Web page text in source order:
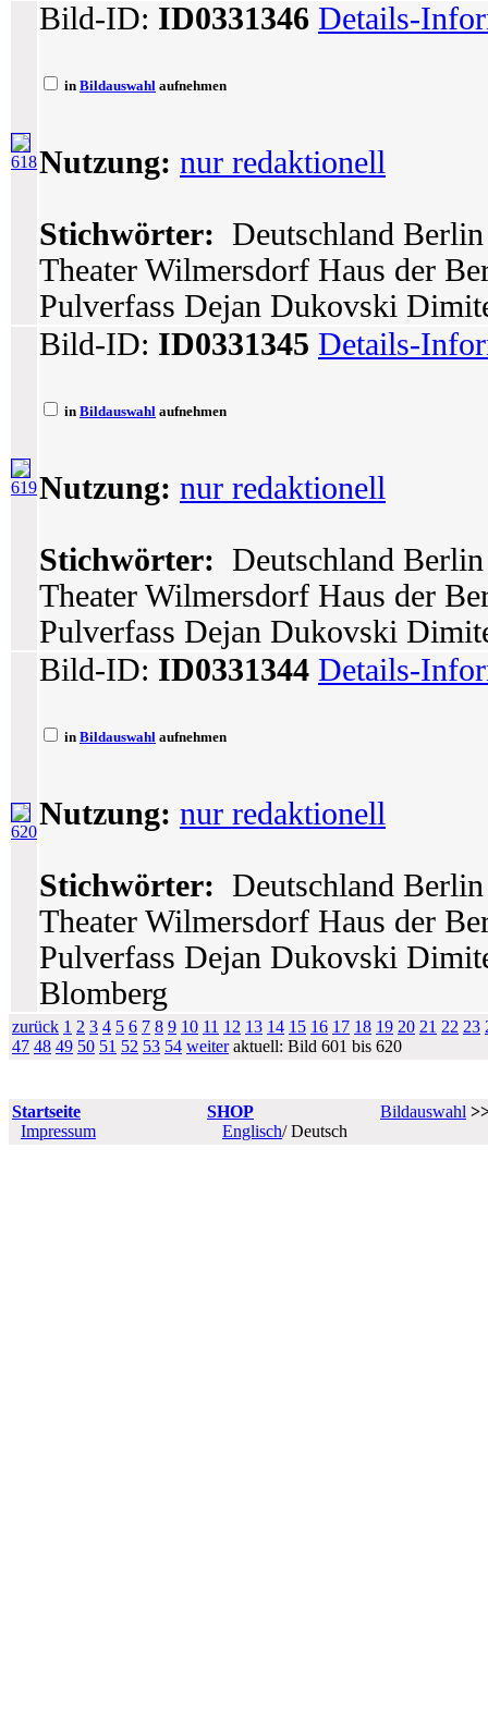
618
Bild-ID: ID0331346 Details-
in Bildauswahl aufnehmen
Nutzung: nur redaktionell
Stichwörter: Deutschland
Theater Wilmersdorf Haus der
Pulverfass Dejan Dukovski
619
Bild-ID: ID0331345 Details-
in Bildauswahl aufnehmen
Nutzung: nur redaktionell
Stichwörter: Deutschland
Theater Wilmersdorf Haus der
Pulverfass Dejan Dukovski
620
Bild-ID: ID0331344 Details-
in Bildauswahl aufnehmen
Nutzung: nur redaktionell
Stichwörter: Deutschland
Theater Wilmersdorf Haus der
Pulverfass Dejan Dukovski
Blomberg
zurück 1 2 3 4 5 6 7 8 9 10 11 12 13 14 15 16 17 18 19 20 21 22 23
47 48 49 50 51 52 53 54 weiteraktuell: Bild 601 bis 620
Startseite SHOP Bildauswahl
Impressum
Englisch/ Deutsch